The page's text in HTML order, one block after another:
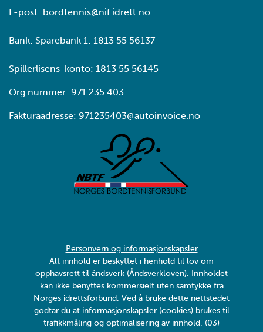
E-post: bordtennis@nif.idrett.no
Bank: Sparebank 1: 1813 55 56137
Spillerlisens-konto: 1813 55 56145
Org.nummer: 971 235 403
Fakturaadresse: 971235403@autoinvoice.no
Personvern og informasjonskapsler
Alt innhold er beskyttet i henhold til lov om
opphavsrett til åndsverk (Åndsverkloven). Innholdet
kan ikke benyttes kommersielt uten samtykke fra
Norges idrettsforbund. Ved å bruke dette nettstedet
godtar du at informasjonskapsler (cookies) brukes til
trafikkmåling og optimalisering av innhold. (03)